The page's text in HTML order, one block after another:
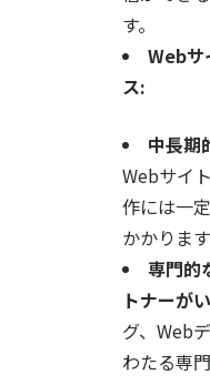
す。
Webサ
ス:
中長期
Webサイ
作には一
かかりま
専門的
トナーが
グ、Web
わたる専